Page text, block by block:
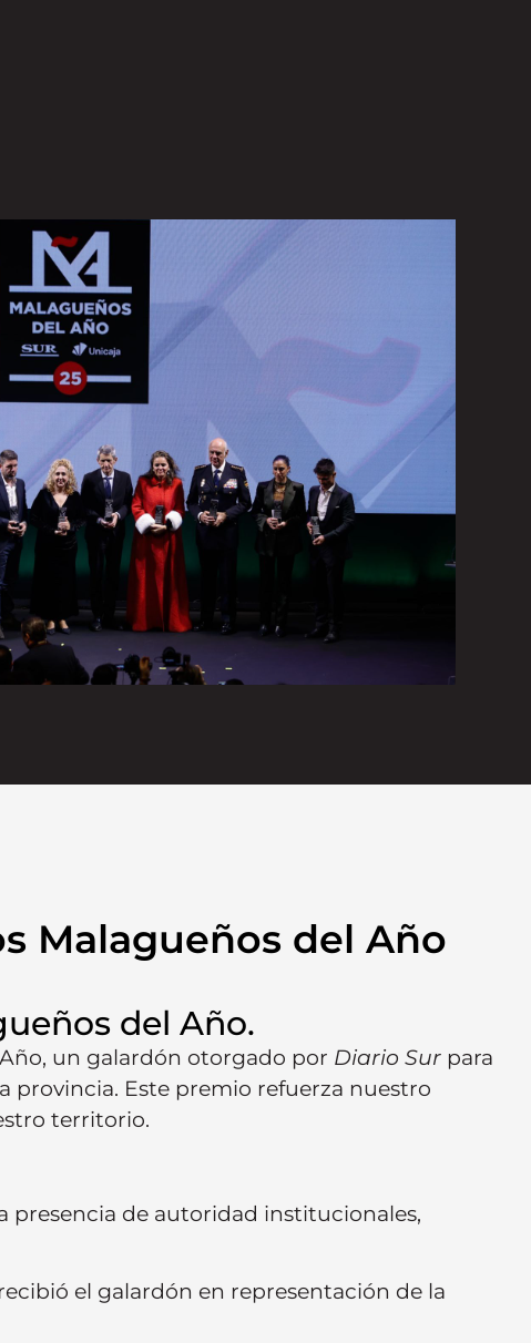
Malagueños del Año
del Año.
un galardón otorgado por Diario Sur para
provincia. Este premio refuerza nuestro
territorio.
presencia de autoridad institucionales,
el galardón en representación de la